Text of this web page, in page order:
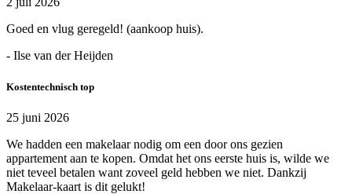
Goed en vlug geregeld! (aankoop huis).
- Ilse van der Heijden
Kostentechnisch top
25 juni 2026
We hadden een makelaar nodig om een door ons gezien
appartement aan te kopen. Omdat het ons eerste huis is, wilde we
niet teveel betalen want zoveel geld hebben we niet. Dankzij
Makelaar-kaart is dit gelukt!